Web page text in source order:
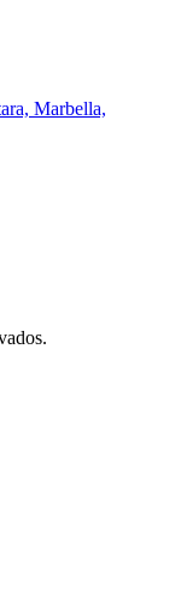
Marbella,